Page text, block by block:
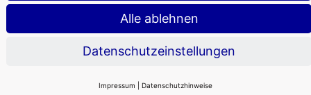
im Bereich Retail anzumieten?
Alle ablehnen
Datenschutzeinstellungen
Impressum Datenschutzhinweise